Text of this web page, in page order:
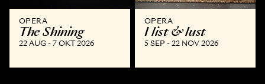
OPERA
The Shining
22 AUG - 7 OKT 2026
OPERA
I list & lust
5 SEP - 22 NOV 2026